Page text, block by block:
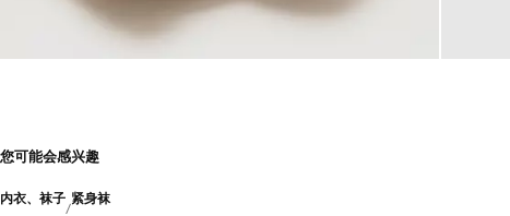
您可能会感兴趣
内衣、袜子 紧身袜